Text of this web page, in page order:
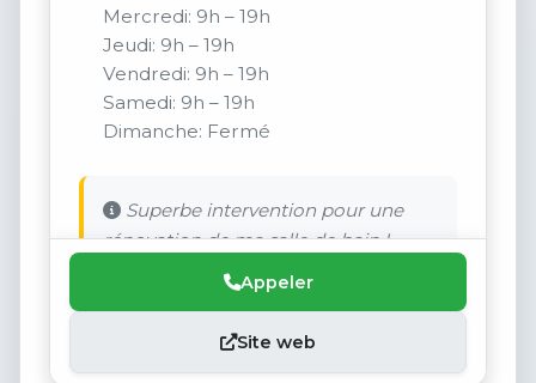
Mercredi: 9h – 19h
Jeudi: 9h – 19h
Vendredi: 9h – 19h
Samedi: 9h – 19h
Dimanche: Fermé
Superbe intervention pour une
rénovation de ma salle de bain !
Appeler
Site web